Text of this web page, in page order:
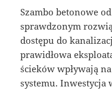
Szambo betonowe
sprawdzonym
dostępu do
prawidłowa
ścieków wpływają
systemu. Inwestycja